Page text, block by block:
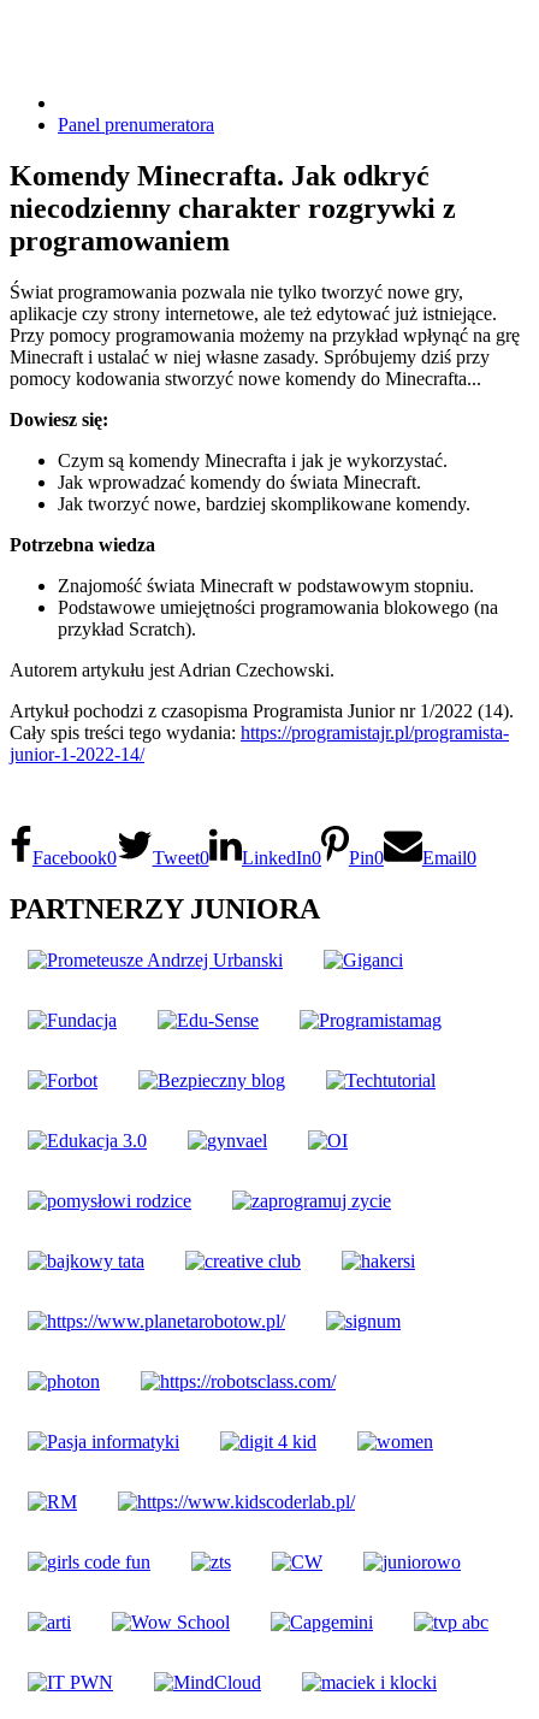
Panel prenumeratora
Komendy Minecrafta. Jak odkryć
niecodzienny charakter rozgrywki z
programowaniem
Świat programowania pozwala nie tylko tworzyć nowe gry,
aplikacje czy strony internetowe, ale też edytować już istniejące.
Przy pomocy programowania możemy na przykład wpłynąć na grę
Minecraft i ustalać w niej własne zasady. Spróbujemy dziś przy
pomocy kodowania stworzyć nowe komendy do Minecrafta...
Dowiesz się:
Czym są komendy Minecrafta i jak je wykorzystać.
Jak wprowadzać komendy do świata Minecraft.
Jak tworzyć nowe, bardziej skomplikowane komendy.
Potrzebna wiedza
Znajomość świata Minecraft w podstawowym stopniu.
Podstawowe umiejętności programowania blokowego (na
przykład Scratch).
Autorem artykułu jest Adrian Czechowski.
Artykuł pochodzi z czasopisma Programista Junior nr 1/2022 (14).
Cały spis treści tego wydania: https://programistajr.pl/programista-
junior-1-2022-14/
Facebook0 Tweet0 LinkedIn0 Pin0 Email0
PARTNERZY JUNIORA